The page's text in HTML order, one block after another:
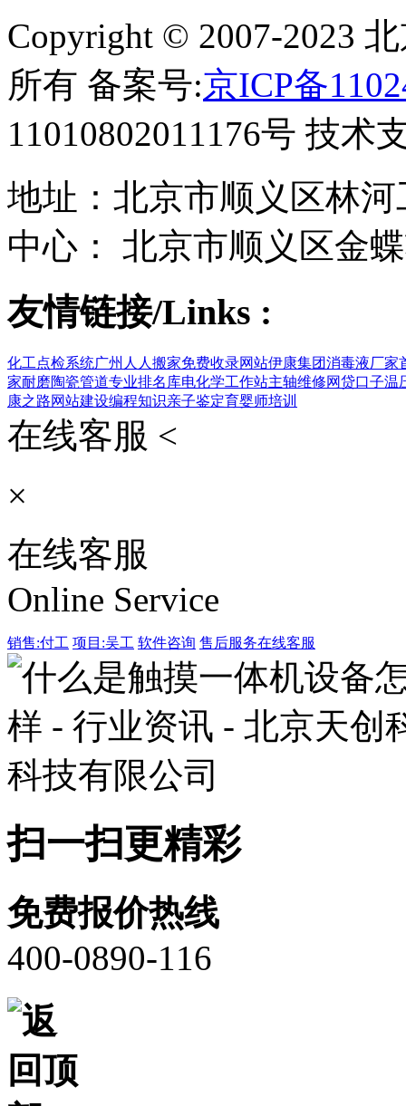
Copyright © 2007-2023
所有 备案号:京ICP备
11010802011176号 技术
地址：北京市顺义区林
中心： 北京市顺义区金
友情链接/Links :
化工点检系统广州人人搬家免费收录网站伊康集团消毒液厂家
家耐磨陶瓷管道专业排名库电化学工作站主轴维修网贷口子温
康之路网站建设编程知识亲子鉴定育婴师培训
在线客服 <
×
在线客服
Online Service
销售:付工 项目:吴工 软件咨询 售后服务在线客服
扫一扫更精彩
免费报价热线
400-0890-116